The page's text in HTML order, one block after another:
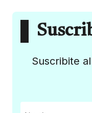
Suscribite